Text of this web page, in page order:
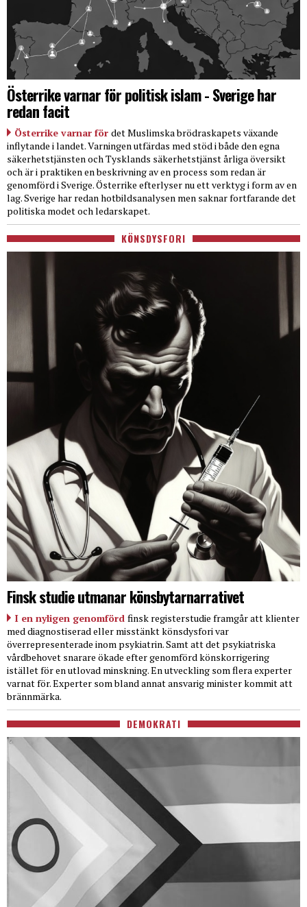
Österrike varnar för politisk islam - Sverige har
redan facit
Österrike varnar för det Muslimska brödraskapets växande
inflytande i landet. Varningen utfärdas med stöd i både den egna
säkerhetstjänsten och Tysklands säkerhetstjänst årliga översikt
och är i praktiken en beskrivning av en process som redan är
genomförd i Sverige. Österrike efterlyser nu ett verktyg i form av en
lag. Sverige har redan hotbildsanalysen men saknar fortfarande det
politiska modet och ledarskapet.
KÖNSDYSFORI
Finsk studie utmanar könsbytarnarrativet
I en nyligen genomförd finsk registerstudie framgår att klienter
med diagnostiserad eller misstänkt könsdysfori var
överrepresenterade inom psykiatrin. Samt att det psykiatriska
vårdbehovet snarare ökade efter genomförd könskorrigering
istället för en utlovad minskning. En utveckling som flera experter
varnat för. Experter som bland annat ansvarig minister kommit att
brännmärka.
DEMOKRATI